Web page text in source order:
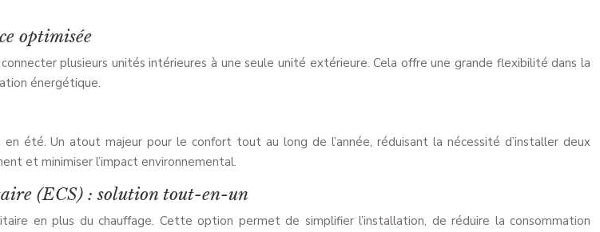
optimisée
plusieurs unités intérieures à une seule unité extérieure. Cela offre une grande flexibilité dans la
énergétique.
été. Un atout majeur pour le confort tout au long de l’année, réduisant la nécessité d’installer deux
et minimiser l’impact environnemental.
(ECS) : solution tout-en-un
en plus du chauffage. Cette option permet de simplifier l’installation, de réduire la consommation